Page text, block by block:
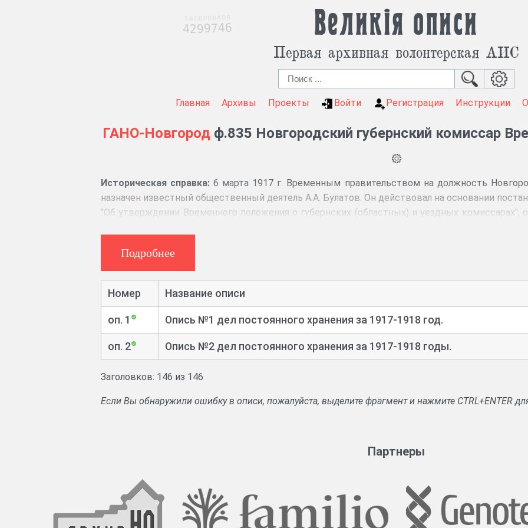
Великія описи
Первая архивная волонтерская АИС
Главная Архивы Проекты Войти Регистрация Инструкции
ГАНО-Новгородф.835 Новгородский губернский комиссар
Историческая справка: 6 марта 1917 г. Временным правительством на должность
назначен известный общественный деятель А.А. Булатов. Он действовал на основании
"Об утверждении Временного положения о губернских (областных) и уездных комиссарах",
Совета рабочих, солдатских и крестьянских депутатов политику. Покинул свой пост в
Новгородским губисполкомом 23 ноября 1917 г. постановления об отстранении его от
После отставки А.А. Булатова, Новгородский губисполком избрал на должность губернского
Ф.И. Окинчица, ответственного за свои действия перед Новгородским губернским Советом
депутатов.
Подробнее
Номер Название описи
оп. 1 Опись №1 дел постоянного хранения за 1917-1918 год.
оп. 2 Опись №2 дел постоянного хранения за 1917-1918 годы.
Заголовков: 146 из 146
Если Вы обнаружили ошибку в описи, пожалуйста, выделите фрагмент и нажмите CTRL+ENTER
Партнеры
4299746